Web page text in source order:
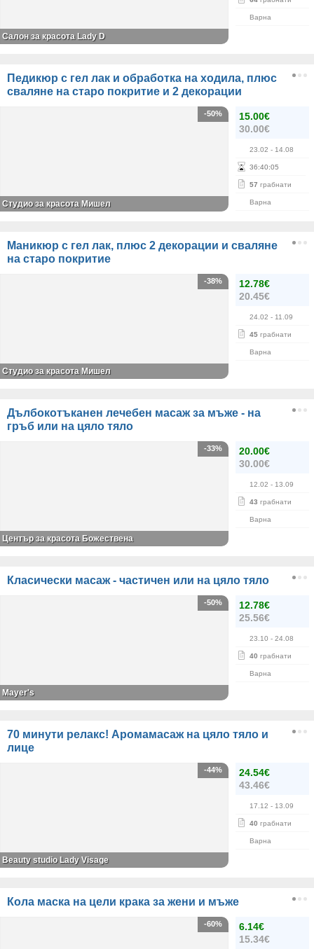
Варна
Салон за красота Lady D
Педикюр с гел лак и обработка на ходила, плюс
сваляне на старо покритие и 2 декорации
15.00€
30.00€
23.02 - 14.08
36:40:05
57 грабнати
Варна
-50%
Студио за красота Мишел
Маникюр с гел лак, плюс 2 декорации и сваляне
на старо покритие
12.78€
20.45€
24.02 - 11.09
45 грабнати
Варна
-38%
Студио за красота Мишел
Дълбокотъканен лечебен масаж за мъже - на
гръб или на цяло тяло
20.00€
30.00€
12.02 - 13.09
43 грабнати
Варна
-33%
Център за красота Божествена
Класически масаж - частичен или на цяло тяло
12.78€
25.56€
23.10 - 24.08
40 грабнати
Варна
-50%
Mayer's
70 минути релакс! Аромамасаж на цяло тяло и
лице
24.54€
43.46€
17.12 - 13.09
40 грабнати
Варна
-44%
Beauty studio Lady Visage
Кола маска на цели крака за жени и мъже
6.14€
15.34€
-60%